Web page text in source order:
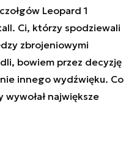
Leopard 1
Ci, którzy spodziewali
zbrojeniowymi
bowiem przez decyzję
innego wydźwięku. Co
wywołał największe